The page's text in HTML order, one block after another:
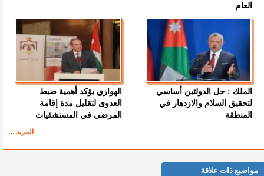
العام
الملك : حل الدولتين أساسي
لتحقيق السلام والازدهار في
المنطقة
الهواري يؤكد أهمية ضبط
العدوى لتقليل مدة إقامة
المرضى في المستشفيات
المزيد ...
مواضيع ذات علاقة